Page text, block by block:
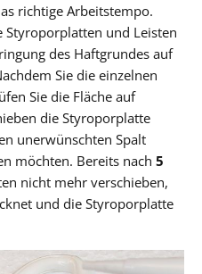
richtige Arbeitstempo.
Styroporplatten und Leisten
des Haftgrundes auf
Sie die einzelnen
Sie die Fläche auf
die Styroporplatte
unerwünschten Spalt
möchten. Bereits nach 5
nicht mehr verschieben,
und die Styroporplatte